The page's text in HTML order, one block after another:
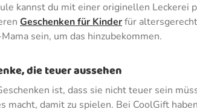
kannst du mit einer originellen
Geschenken für Kinderfür
sein, um das hinzubekommen.
die teuer aussehen
ist, dass sie nicht teuer sein
macht, damit zu spielen. Bei CoolGift